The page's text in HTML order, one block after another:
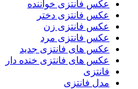
عکس فانتزی خواننده
عکس فانتزی دختر
عکس فانتزی زن
عکس فانتزی مرد
عکس های فانتزی جدید
عکس های فانتزی خنده دار
فانتزی
مدل فانتزی